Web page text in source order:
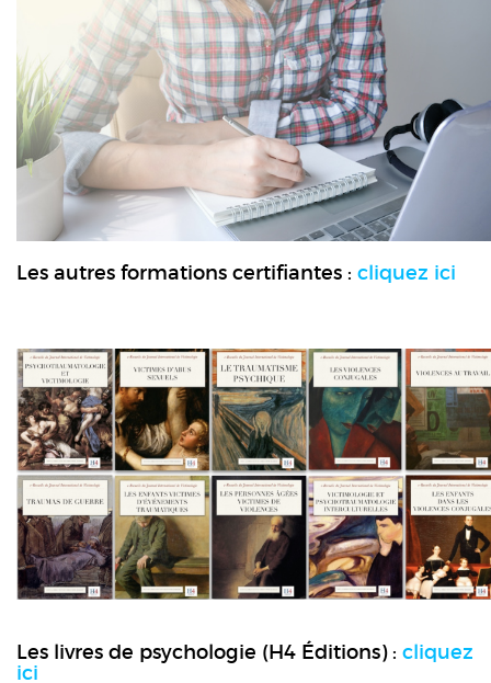
Les autres formations certifiantes : cliquez ici
Les livres de psychologie (H4 Éditions) : cliquez
ici